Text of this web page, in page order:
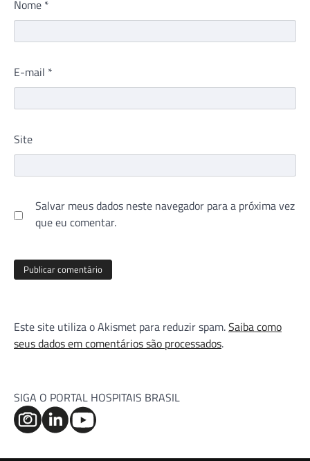
Nome *
E-mail *
Site
Salvar meus dados neste navegador para a próxima vez
que eu comentar.
Este site utiliza o Akismet para reduzir spam.Saiba como
seus dados em comentários são processados.
SIGA O PORTAL HOSPITAIS BRASIL